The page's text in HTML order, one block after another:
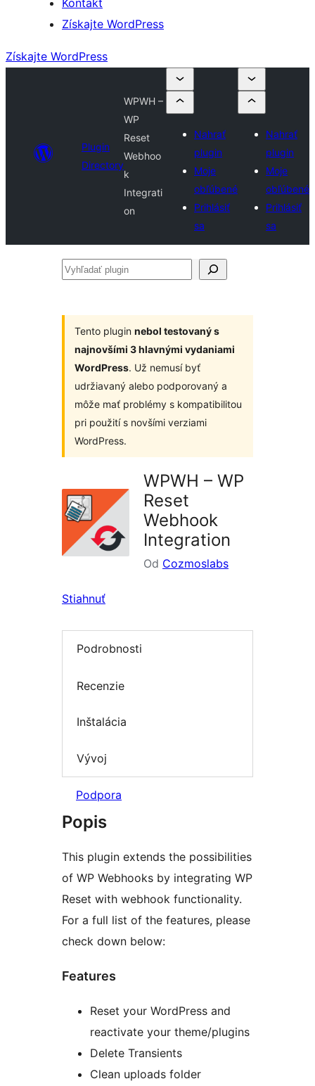
Kontakt
Získajte WordPress
Získajte WordPress
Plugin
Directory
WPWH –
WP
Reset
Webhoo
k
Integrati
on
Nahrať
plugin
Moje
obľúbené
Prihlásiť
sa
Nahrať
plugin
Moje
obľúbené
Prihlásiť
sa
Vyhľadať
Tento plugin nebol testovaný s
najnovšími 3 hlavnými vydaniami
WordPress. Už nemusí byť
udržiavaný alebo podporovaný a
môže mať problémy s kompatibilitou
pri použití s novšími verziami
WordPress.
WPWH – WP
Reset
Webhook
Integration
Od Cozmoslabs
Stiahnuť
Podrobnosti
Recenzie
Inštalácia
Vývoj
Podpora
Popis
This plugin extends the possibilities
of WP Webhooks by integrating WP
Reset with webhook functionality.
For a full list of the features, please
check down below:
Features
Reset your WordPress and
reactivate your theme/plugins
Delete Transients
Clean uploads folder